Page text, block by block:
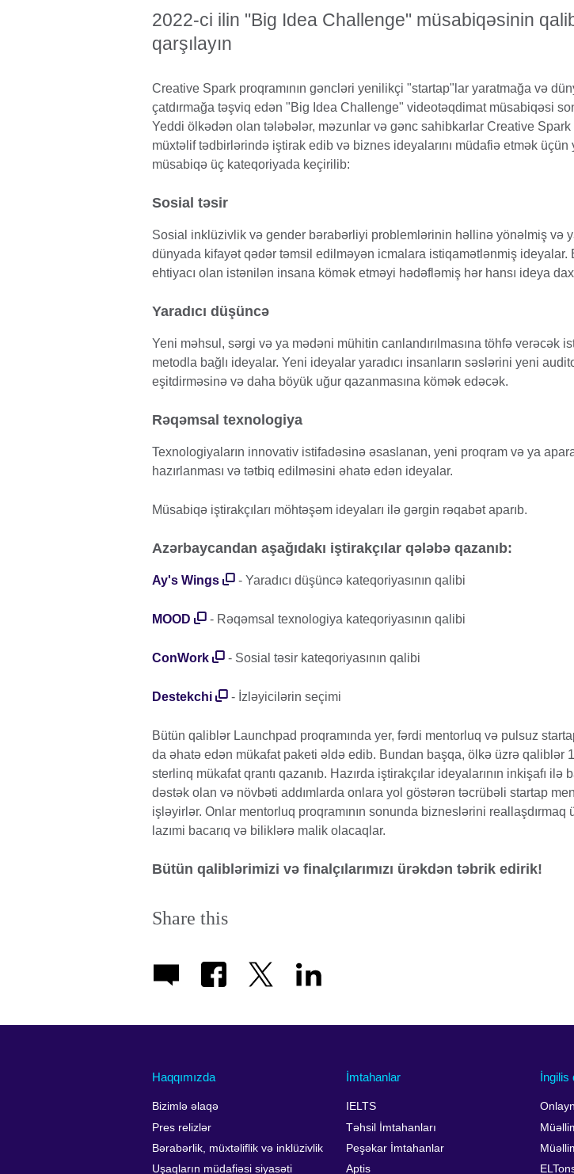
2022-ci ilin "Big Idea Challenge" müsabiqəsinin
qarşılayın
Creative Spark proqramının gəncləri yenilikçi "startap"lar yaratmağa və
çatdırmağa təşviq edən "Big Idea Challenge" videotəqdimat müsabiqəsi
Yeddi ölkədən olan tələbələr, məzunlar və gənc sahibkarlar Creative Spark
müxtəlif tədbirlərində iştirak edib və biznes ideyalarını müdafiə etmək üçün
müsabiqə üç kateqoriyada keçirilib:
Sosial təsir
Sosial inklüzivlik və gender bərabərliyi problemlərinin həllinə yönəlmiş və
dünyada kifayət qədər təmsil edilməyən icmalara istiqamətlənmiş ideyalar.
ehtiyacı olan istənilən insana kömək etməyi hədəfləmiş hər hansı ideya
Yaradıcı düşüncə
Yeni məhsul, sərgi və ya mədəni mühitin canlandırılmasına töhfə verəcək
metodla bağlı ideyalar. Yeni ideyalar yaradıcı insanların səslərini yeni
eşitdirməsinə və daha böyük uğur qazanmasına kömək edəcək.
Rəqəmsal texnologiya
Texnologiyaların innovativ istifadəsinə əsaslanan, yeni proqram və ya
hazırlanması və tətbiq edilməsini əhatə edən ideyalar.
Müsabiqə iştirakçıları möhtəşəm ideyaları ilə gərgin rəqabət aparıb.
Azərbaycandan aşağıdakı iştirakçılar qələbə qazanıb:
Ay's Wings - Yaradıcı düşüncə kateqoriyasının qalibi
MOOD - Rəqəmsal texnologiya kateqoriyasının qalibi
ConWork - Sosial təsir kateqoriyasının qalibi
Destekchi - İzləyicilərin seçimi
Bütün qaliblər Launchpad proqramında yer, fərdi mentorluq və pulsuz
da əhatə edən mükafat paketi əldə edib. Bundan başqa, ölkə üzrə qaliblər
sterlinq mükafat qrantı qazanıb. Hazırda iştirakçılar ideyalarının inkişafı ilə
dəstək olan və növbəti addımlarda onlara yol göstərən təcrübəli startap
işləyirlər. Onlar mentorluq proqramının sonunda bizneslərini reallaşdırmaq
lazımi bacarıq və biliklərə malik olacaqlar.
Bütün qaliblərimizi və finalçılarımızı ürəkdən təbrik edirik!
Share this
Haqqımızda
Bizimlə əlaqə
Pres relizlər
Bərabərlik, müxtəliflik və inklüzivlik
Uşaqların müdafiəsi siyasəti
İmtahanlar
IELTS
Təhsil İmtahanları
Peşəkar İmtahanlar
Aptis
İngilis